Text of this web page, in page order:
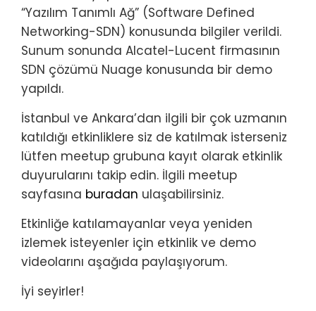
“Yazılım Tanımlı Ağ” (Software Defined
Networking-SDN) konusunda bilgiler verildi.
Sunum sonunda Alcatel-Lucent firmasının
SDN çözümü Nuage konusunda bir demo
yapıldı.
İstanbul ve Ankara’dan ilgili bir çok uzmanın
katıldığı etkinliklere siz de katılmak isterseniz
lütfen meetup grubuna kayıt olarak etkinlik
duyurularını takip edin. İlgili meetup
sayfasına buradan ulaşabilirsiniz.
Etkinliğe katılamayanlar veya yeniden
izlemek isteyenler için etkinlik ve demo
videolarını aşağıda paylaşıyorum.
İyi seyirler!